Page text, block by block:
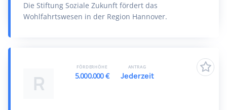
Die Stiftung Soziale Zukunft fördert das
Wohlfahrtswesen in der Region Hannover.
R
FÖRDERHÖHE
5.000.000 €
ANTRAG
Jederzeit